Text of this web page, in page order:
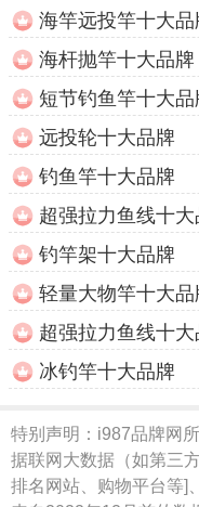
海竿远投竿十大品
海杆抛竿十大品牌
短节钓鱼竿十大品
远投轮十大品牌
钓鱼竿十大品牌
超强拉力鱼线十大
钓竿架十大品牌
轻量大物竿十大品
超强拉力鱼线十大
冰钓竿十大品牌
特别声明： i987品牌网
据联网大数据（如第三
排名网站、购物平台等]